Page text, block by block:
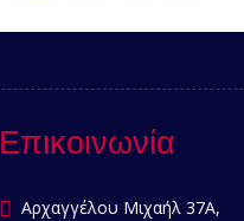
Επικοινωνία
Αρχαγγέλου Μιχαήλ 37Α,